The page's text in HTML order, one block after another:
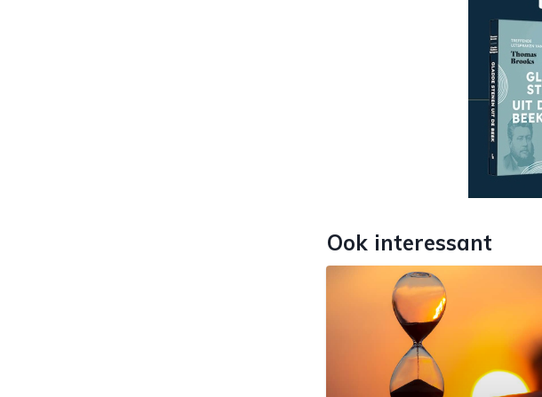
Ook interessant